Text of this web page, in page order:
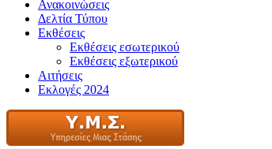
Ανακοινώσεις
Δελτία Τύπου
Εκθέσεις
Εκθέσεις εσωτερικού
Εκθέσεις εξωτερικού
Αιτήσεις
Εκλογές 2024